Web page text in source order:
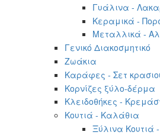
Γυάλινα -
Κεραμικά -
Μεταλλικά -
Γενικό Διακοσμητικό
Ζωάκια
Καράφες - Σετ
Κορνίζες ξύλο-δέρμα
Κλειδοθήκες -
Κουτιά - Καλάθια
Ξύλινα Κουτιά